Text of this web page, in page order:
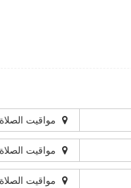
مواقيت
مواقيت
مواقيت